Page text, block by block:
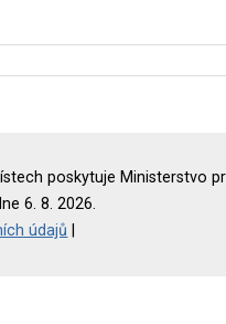
poskytuje Ministerstvo
6. 8. 2026.
údajů